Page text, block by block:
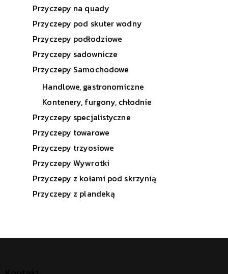
Przyczepy na quady
Przyczepy pod skuter wodny
Przyczepy podłodziowe
Przyczepy sadownicze
Przyczepy Samochodowe
Handlowe, gastronomiczne
Kontenery, furgony, chłodnie
Przyczepy specjalistyczne
Przyczepy towarowe
Przyczepy trzyosiowe
Przyczepy Wywrotki
Przyczepy z kołami pod skrzynią
Przyczepy z plandeką